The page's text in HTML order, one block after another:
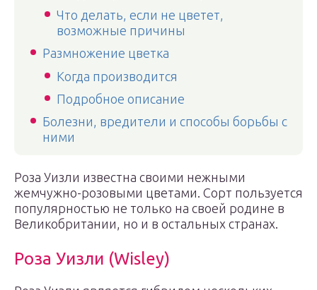
Что делать, если не цветет,
возможные причины
Размножение цветка
Когда производится
Подробное описание
Болезни, вредители и способы борьбы с
ними
Роза Уизли известна своими нежными
жемчужно-розовыми цветами. Сорт пользуется
популярностью не только на своей родине в
Великобритании, но и в остальных странах.
Роза Уизли (Wisley)